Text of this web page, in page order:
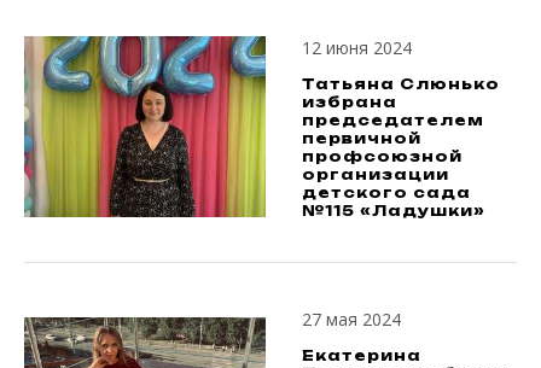
12 июня 2024
Татьяна Слюнько
избрана
председателем
первичной
профсоюзной
организации
детского сада
№115 «Ладушки»
27 мая 2024
Екатерина